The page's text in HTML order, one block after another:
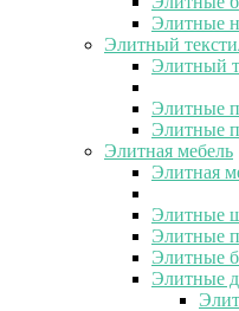
Элитные
Элитный
Элитный
Элитные
Элитные
Элитная мебель
Элитная
Элитные
Элитные
Элитные
Элитные